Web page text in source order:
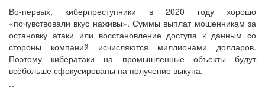
Во-первых, киберпреступники в 2020 году хорошо
«почувствовали вкус наживы». Суммы выплат мошенникам за
остановку атаки или восстановление доступа к данным со
стороны компаний исчисляются миллионами долларов.
Поэтому кибератаки на промышленные объекты будут
всёбольше сфокусированы на получение выкупа.